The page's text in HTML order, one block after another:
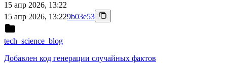
15 апр 2026, 13:22
15 апр 2026, 13:229b03e53
tech_science_blog
Добавлен код генерации случайных фактов